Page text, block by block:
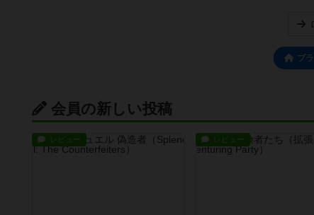
ブ
会員の新しい投稿
レビュー レビュー